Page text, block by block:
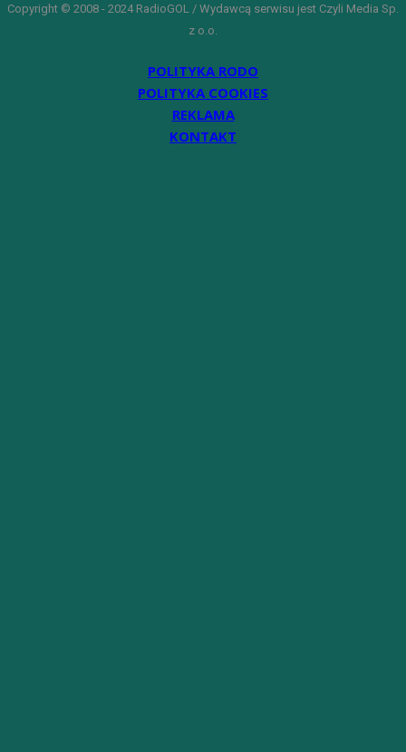
Copyright © 2008 - 2024 RadioGOL / Wydawcą serwisu jest Czyli Media Sp.
z o.o.
POLITYKA RODO
POLITYKA COOKIES
REKLAMA
KONTAKT